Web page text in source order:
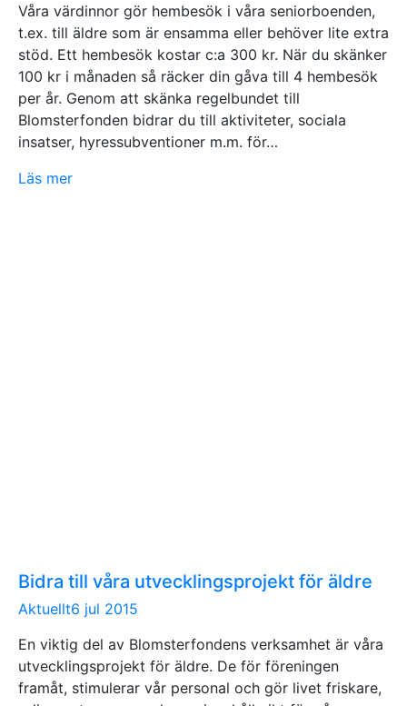
Våra värdinnor gör hembesök i våra seniorboenden,
t.ex. till äldre som är ensamma eller behöver lite extra
stöd. Ett hembesök kostar c:a 300 kr. När du skänker
100 kr i månaden så räcker din gåva till 4 hembesök
per år. Genom att skänka regelbundet till
Blomsterfonden bidrar du till aktiviteter, sociala
insatser, hyressubventioner m.m. för…
Läs mer
Bidra till våra utvecklingsprojekt för äldre
Aktuellt6 jul 2015
En viktig del av Blomsterfondens verksamhet är våra
utvecklingsprojekt för äldre. De för föreningen
framåt, stimulerar vår personal och gör livet friskare,